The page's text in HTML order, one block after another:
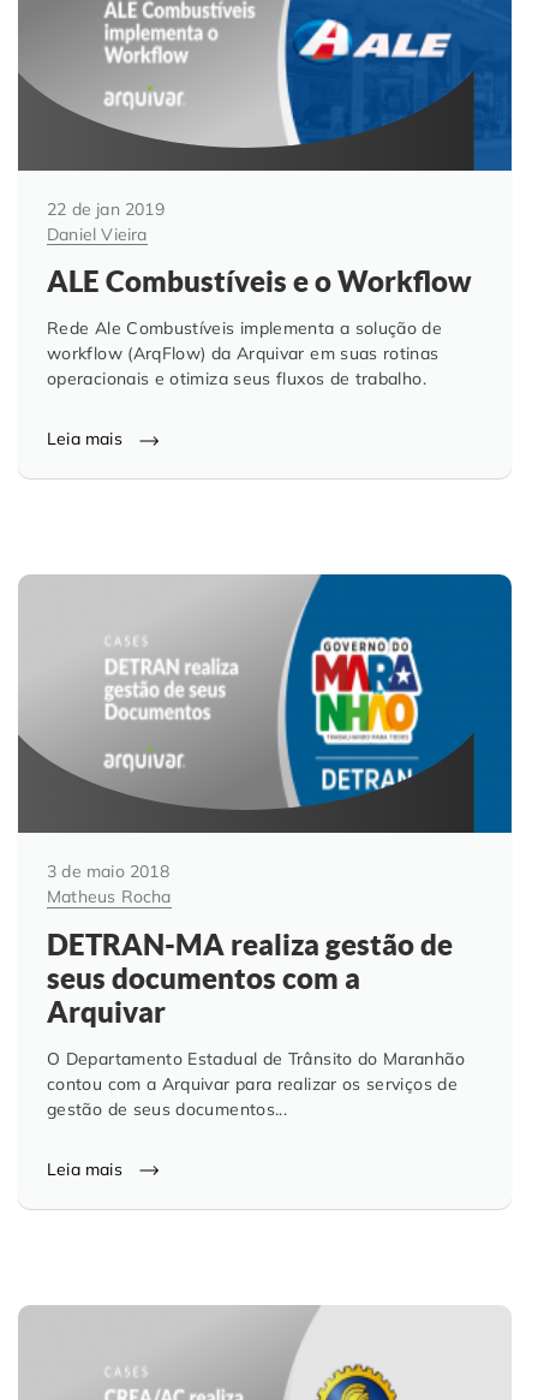
22 de jan 2019
Daniel Vieira
ALE Combustíveis e o Workflow
Rede Ale Combustíveis implementa a solução de
workflow (ArqFlow) da Arquivar em suas rotinas
operacionais e otimiza seus fluxos de trabalho.
Leia mais
3 de maio 2018
Matheus Rocha
DETRAN-MA realiza gestão de
seus documentos com a
Arquivar
O Departamento Estadual de Trânsito do Maranhão
contou com a Arquivar para realizar os serviços de
gestão de seus documentos...
Leia mais